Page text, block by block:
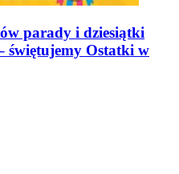
parady i dziesiątki
świętujemy Ostatki w